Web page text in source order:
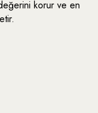
Öde
Gezdirme
korur ve en